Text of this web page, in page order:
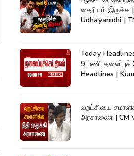
தைரியம் இருக்க | Aadhav Arjuna |
Udhayanidhi |
Today
9 மணி
Headlines |
வறட்சியை
அரசாணை | CM